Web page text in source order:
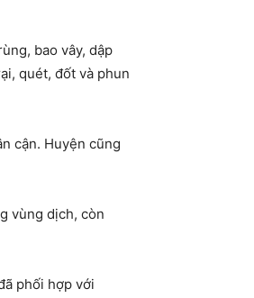
bao vây, dập
quét, đốt và phun
cận. Huyện cũng
vùng dịch, còn
phối hợp với